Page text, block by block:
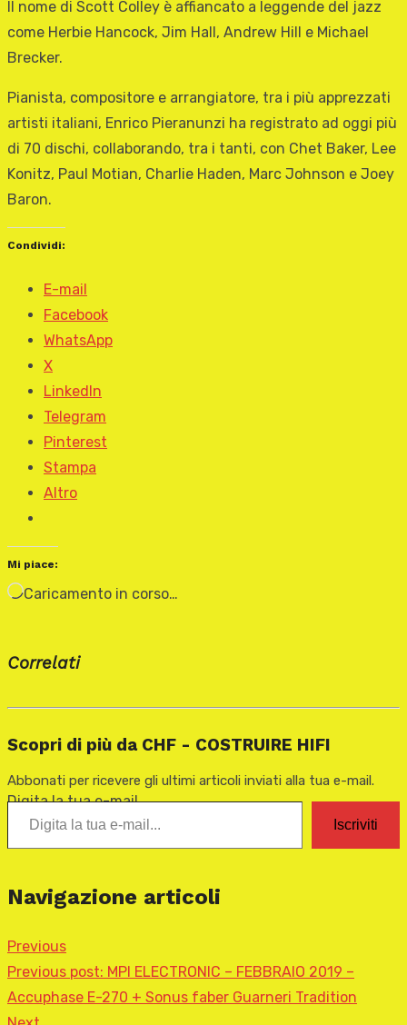
Il nome di Scott Colley è affiancato a leggende del jazz
come Herbie Hancock, Jim Hall, Andrew Hill e Michael
Brecker.
Pianista, compositore e arrangiatore, tra i più apprezzati
artisti italiani, Enrico Pieranunzi ha registrato ad oggi più
di 70 dischi, collaborando, tra i tanti, con Chet Baker, Lee
Konitz, Paul Motian, Charlie Haden, Marc Johnson e Joey
Baron.
Condividi:
E-mail
Facebook
WhatsApp
X
LinkedIn
Telegram
Pinterest
Stampa
Altro
Mi piace:
Caricamento in corso…
Correlati
Scopri di più da CHF - COSTRUIRE HIFI
Abbonati per ricevere gli ultimi articoli inviati alla tua e-mail.
Digita la tua e-mail...
Iscriviti
Navigazione articoli
Previous
Previous post: MPI ELECTRONIC – FEBBRAIO 2019 –
Accuphase E-270 + Sonus faber Guarneri Tradition